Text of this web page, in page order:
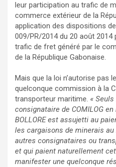
leur participation au trafic de
commerce extérieur de la
application des dispositions de
009/PR/2014 du 20 août
trafic de fret généré par le
de la République Gabonaise.
Mais que la loi n’autorise pas
quelconque commission à la
transporteur maritime. «
consignataire de COMILOG
BOLLORE est assujetti au
les cargaisons de minerais
autres consignataires ou
et qui paient naturellement
manifester une quelconque